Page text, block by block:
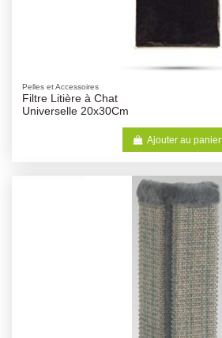
Pelles et Accessoires
Filtre Litière à Chat
Universelle 20x30Cm
Ajouter au panier